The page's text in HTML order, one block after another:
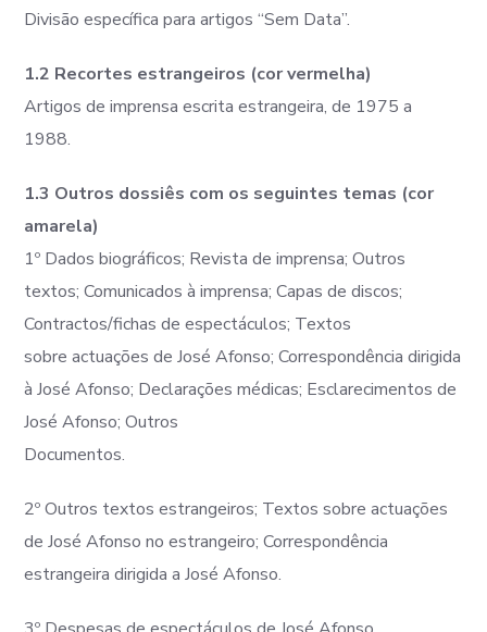
Divisão específica para artigos “Sem Data”.
1.2 Recortes estrangeiros (cor vermelha)
Artigos de imprensa escrita estrangeira, de 1975 a
1988.
1.3 Outros dossiês com os seguintes temas (cor
amarela)
1º Dados biográficos; Revista de imprensa; Outros
textos; Comunicados à imprensa; Capas de discos;
Contractos/fichas de espectáculos; Textos
sobre actuações de José Afonso; Correspondência dirigida
à José Afonso; Declarações médicas; Esclarecimentos de
José Afonso; Outros
Documentos.
2º Outros textos estrangeiros; Textos sobre actuações
de José Afonso no estrangeiro; Correspondência
estrangeira dirigida a José Afonso.